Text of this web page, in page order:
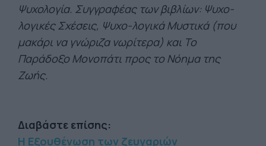
Ψυχολογία. Συγγραφέας των βιβλίων: Ψυχο-
λογικές Σχέσεις, Ψυχο-λογικά Μυστικά (που
μακάρι να γνώριζα νωρίτερα) και To
Παράδοξο Μονοπάτι προς το Νόημα της
Ζωής.
Διαβάστε επίσης:
Η Εξουθένωση των ζευγαριών